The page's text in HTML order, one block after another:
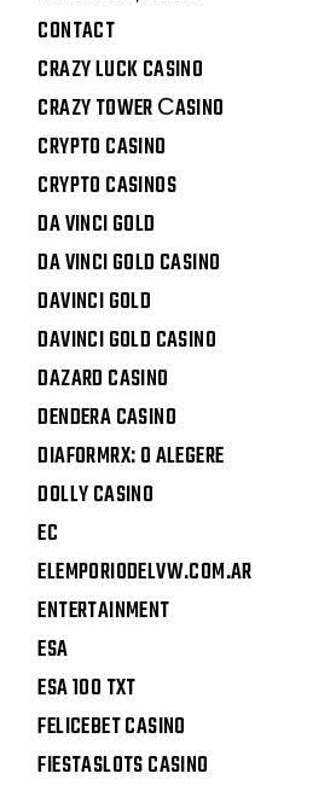
CONTACT
CRAZY LUCK CASINO
CRAZY TOWER СASINO
CRYPTO CASINO
CRYPTO CASINOS
DA VINCI GOLD
DA VINCI GOLD CASINO
DAVINCI GOLD
DAVINCI GOLD CASINO
DAZARD CASINO
DENDERA CASINO
DIAFORMRX: O ALEGERE
DOLLY CASINO
EC
ELEMPORIODELVW.COM.AR
ENTERTAINMENT
ESA
ESA 100 TXT
FELICEBET CASINO
FIESTASLOTS CASINO